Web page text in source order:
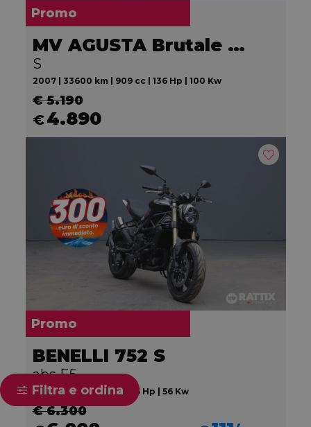
Promo
MV AGUSTA Brutale 910 S
S
2007 | 33600 km | 909 cc | 136 Hp | 100 Kw
€ 5.190
€4.890
Promo
BENELLI 752 S
abs E5
2024 | 0 km | 754 cc | 76 Hp | 56 Kw
€ 6.300
Filtra e ordina